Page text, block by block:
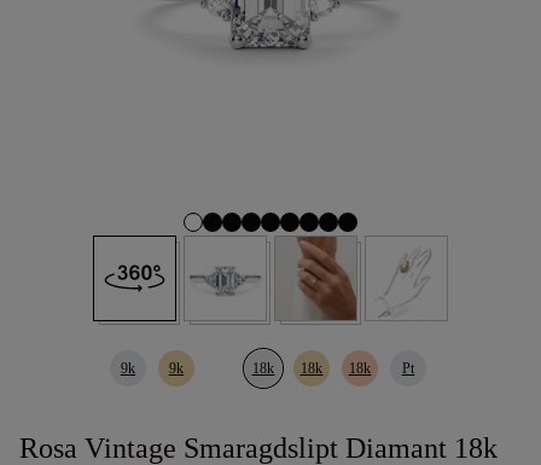
9k 9k 18k 18k 18k Pt
Rosa Vintage Smaragdslipt Diamant 18k